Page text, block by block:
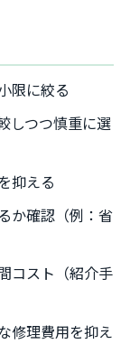
限に絞る
しつつ慎重に選
抑える
か確認（例：省
コスト（紹介手
修理費用を抑え